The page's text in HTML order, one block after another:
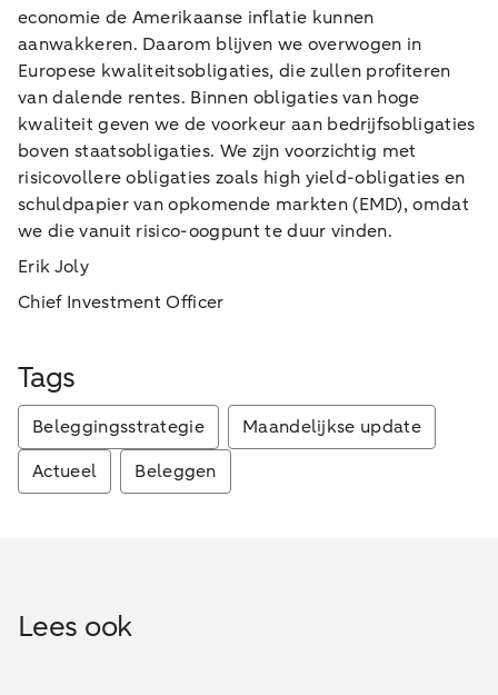
economie de Amerikaanse inflatie kunnen
aanwakkeren. Daarom blijven we overwogen in
Europese kwaliteitsobligaties, die zullen profiteren
van dalende rentes. Binnen obligaties van hoge
kwaliteit geven we de voorkeur aan bedrijfsobligaties
boven staatsobligaties. We zijn voorzichtig met
risicovollere obligaties zoals high yield-obligaties en
schuldpapier van opkomende markten (EMD), omdat
we die vanuit risico-oogpunt te duur vinden.
Erik Joly
Chief Investment Officer
Tags
Beleggingsstrategie
Maandelijkse update
Actueel
Beleggen
Lees ook